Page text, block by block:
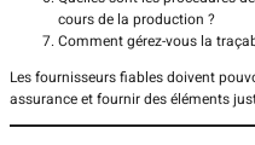
cours de la production ?
Comment gérez-vous la
Les fournisseurs fiables doivent
assurance et fournir des éléments